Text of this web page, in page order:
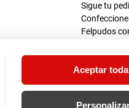
Aceptar
Sigue tu
Felpudos